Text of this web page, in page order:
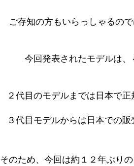
ご存知の方もいらっしゃるの
今回発表されたモデルは、
２代目のモデルまでは日本で
３代目モデルからは日本での販
そのため、今回は約１２年ぶり